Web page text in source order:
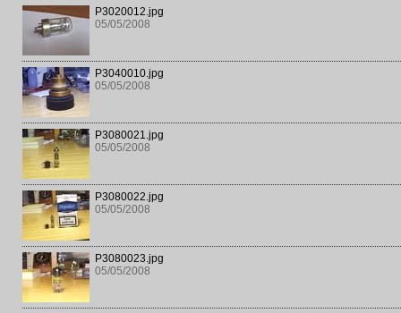
P3020012.jpg
05/05/2008
P3040010.jpg
05/05/2008
P3080021.jpg
05/05/2008
P3080022.jpg
05/05/2008
P3080023.jpg
05/05/2008